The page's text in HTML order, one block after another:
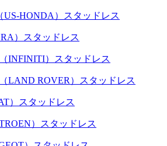
HONDA）スタッドレス
）スタッドレス
INFINITI）スタッドレス
LAND ROVER）スタッドレス
）スタッドレス
）スタッドレス